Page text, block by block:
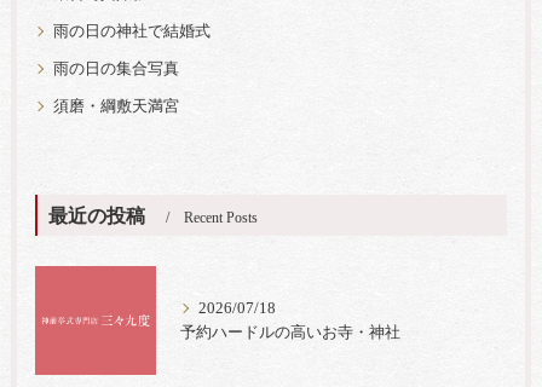
雨の日の神社で結婚式
雨の日の集合写真
須磨・綱敷天満宮
最近の投稿 Recent Posts
2026/07/18
予約ハードルの高いお寺・神社